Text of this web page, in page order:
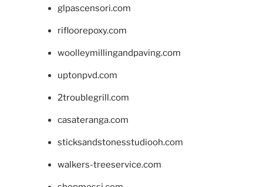
glpascensori.com
rifloorepoxy.com
woolleymillingandpaving.com
uptonpvd.com
2troublegrill.com
casateranga.com
sticksandstonesstudiooh.com
walkers-treeservice.com